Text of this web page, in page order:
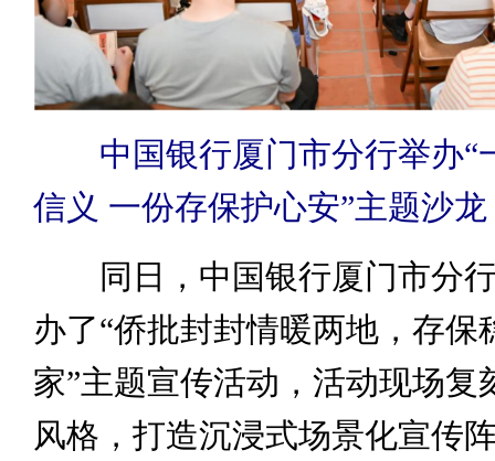
中国银行厦门市分行举办“
信义 一份存保护心安”主题沙龙
同日，中国银行厦门市分行
办了“侨批封封情暖两地，存保
家”主题宣传活动，活动现场复
风格，打造沉浸式场景化宣传